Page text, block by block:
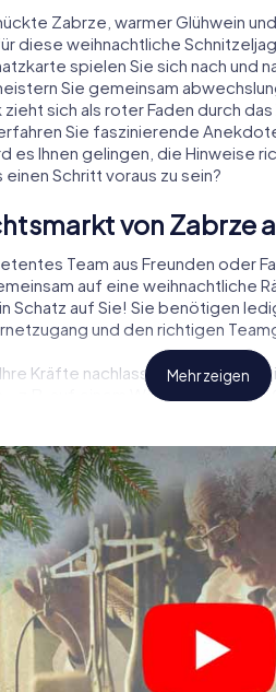
Zabrze, warmer Glühwein
diese weihnachtliche
spielen Sie sich nach und
Sie gemeinsam
sich als roter Faden durch
Sie faszinierende
es Ihnen gelingen, die Hinweise
Schritt voraus zu sein?
von Zabrze
Team aus Freunden oder
auf eine weihnachtliche
Schatz auf Sie! Sie benötigen
und den richtigen
Kräfte nachlassen, können
– z.B. auf einem Weihnachtsmarkt!
Option für Ihre
Adventure eignet sich auch
So kann eine interaktive
in Zabrze ergänzen.
Zabrze wird mit dem X-Mas
Schnitzeljagd alles was man von
Teambuilding und eine
einen unvergesslichen Ausklang
Ihrer Weihnachtsfeier in
Mehr zeigen